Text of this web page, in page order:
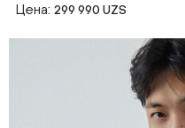
Цена: 299 990 UZS